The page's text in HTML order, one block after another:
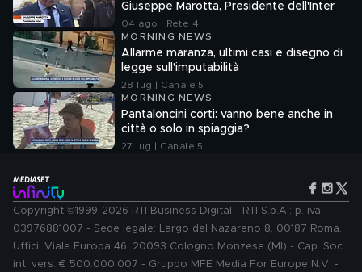
Giuseppe Marotta, Presidente dell'Inter
04 ago | Rete 4
MORNING NEWS
Allarme maranza, ultimi casi e disegno di
legge sull'imputabilità
28 lug | Canale 5
MORNING NEWS
Pantaloncini corti: vanno bene anche in
città o solo in spiaggia?
27 lug | Canale 5
Copyright ©1999-2026 RTI Business Digital - RTI S.p.A.: p. iva
03976881007 - Sede legale: Largo del Nazareno 8, 00187 Roma.
Uffici: Viale Europa 46, 20093 Cologno Monzese (MI) - Cap. Soc.
int. vers. € 500.000.007 - Gruppo MFE Media For Europe N.V. -